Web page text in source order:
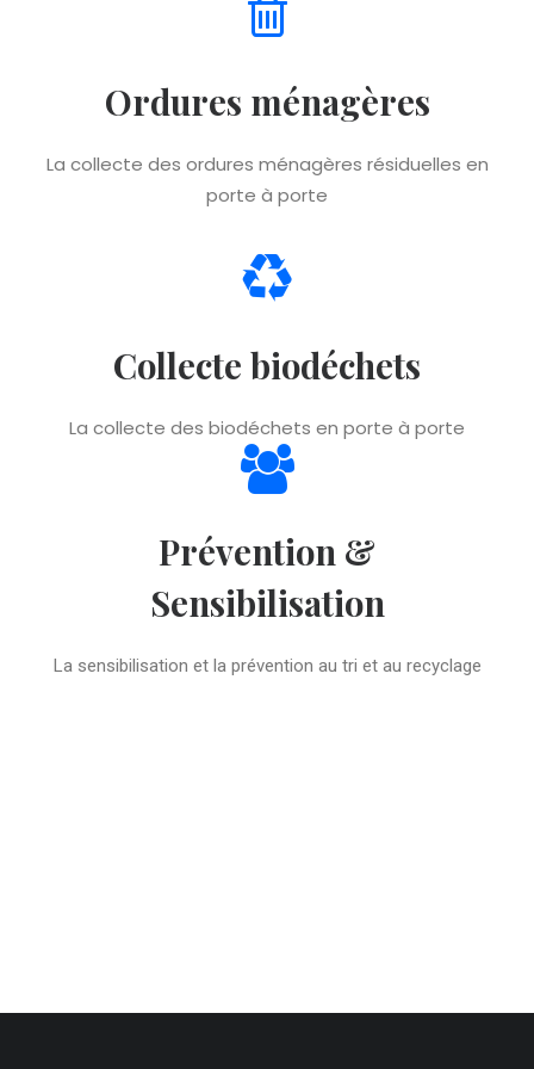
Ordures ménagères
La collecte des ordures ménagères résiduelles en
porte à porte
Collecte biodéchets
La collecte des biodéchets en porte à porte
Prévention &
Sensibilisation
La sensibilisation et la prévention au tri et au recyclage